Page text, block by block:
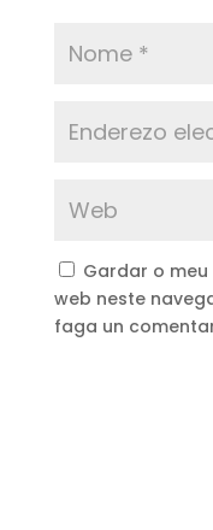
Gardar o
web neste
faga un